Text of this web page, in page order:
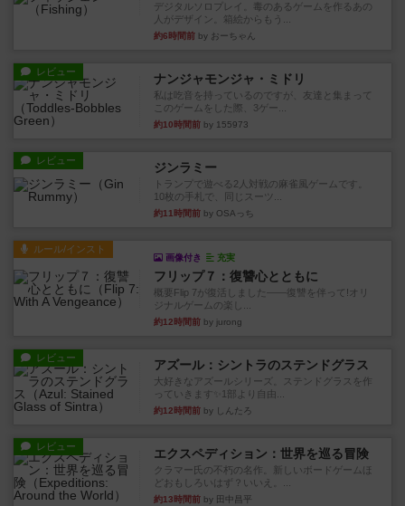
デジタルソロプレイ。毒のあるゲームを作るあの
人がデザイン。箱絵からもう...
約6時間前 by おーちゃん
レビュー ナンジャモンジャ・ミドリ
私は吃音を持っているのですが、友達と集まって
このゲームをした際、3ゲー...
約10時間前 by 155973
レビュー ジンラミー
トランプで遊べる2人対戦の麻雀風ゲームです。
10枚の手札で、同じスーツ...
約11時間前 by OSAっち
ルール/インスト
画像付き 充実
フリップ７：復讐心とともに
概要Flip 7が復活しました――復讐を伴って!オリ
ジナルゲームの楽し...
約12時間前 by jurong
レビュー アズール：シントラのステンドグラス
大好きなアズールシリーズ。ステンドグラスを作
っていきます✨1部より自由...
約12時間前 by しんたろ
レビュー エクスペディション：世界を巡る冒険
クラマー氏の不朽の名作。新しいボードゲームほ
どおもしろいはず？いいえ。...
約13時間前 by 田中昌平